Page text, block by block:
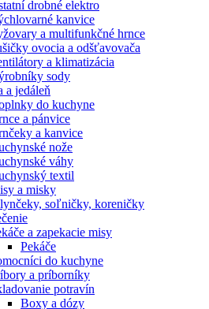
drobné elektro
kanvice
a multifunkčné hrnce
ovocia a odšťavovača
a klimatizácia
sody
a jedáleň
do kuchyne
a pánvice
a kanvice
nože
váhy
textil
a misky
soľničky, koreničky
a zapekacie misy
Pekáče
do kuchyne
a príborníky
potravín
Boxy a dózy